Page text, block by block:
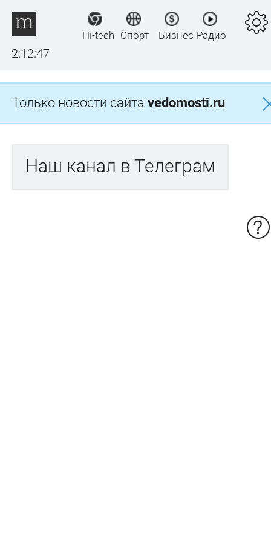
2:12:47
Hi-tech Спорт Бизнес Радио
Только новости сайта vedomosti.ru
Наш канал в Телеграм